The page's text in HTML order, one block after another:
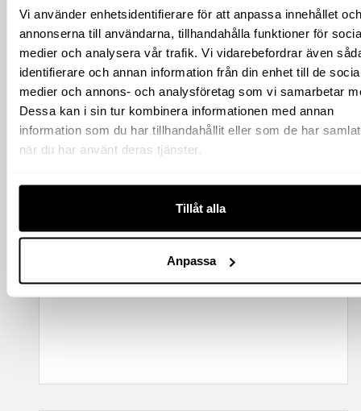
Vi använder enhetsidentifierare för att anpassa innehållet och
annonserna till användarna, tillhandahålla funktioner för
medier och analysera vår trafik. Vi vidarebefordrar även
identifierare och annan information från din enhet till de
medier och annons- och analysföretag som vi samarbetar
Dessa kan i sin tur kombinera informationen med annan
information som du har tillhandahållit eller som de har
när du har använt deras tjänster.
Tillåt alla
Anpassa
(14 701.25kr inkl moms)